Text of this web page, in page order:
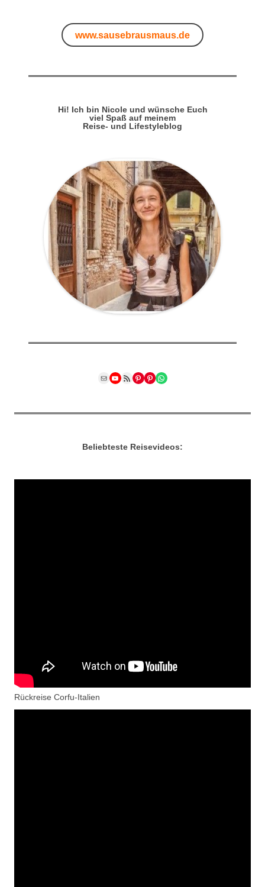
www.sausebrausmaus.de
Hi! Ich bin Nicole und wünsche Euch
viel Spaß auf meinem
Reise- und Lifestyleblog
MailYouTube
RSS FeedPinterest
Pinterest
WhatsApp
Beliebteste Reisevideos:
Rückreise Corfu-Italien